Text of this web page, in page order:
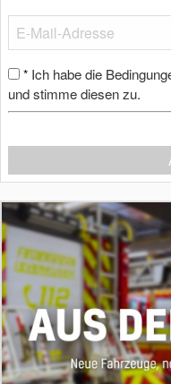
* Ich habe die
und stimme diesen zu.